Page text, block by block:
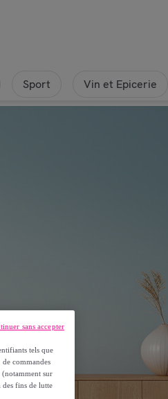
Sport Vin et Epicerie
tels que
commandes
(notamment sur
des fins de lutte
sans accepter